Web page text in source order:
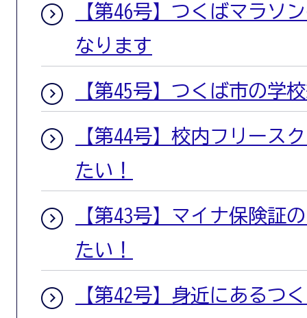
【第46号】つくばマラソ
なります
【第45号】つくば市の学
【第44号】校内フリース
たい！
【第43号】マイナ保険証
たい！
【第42号】身近にあるつ